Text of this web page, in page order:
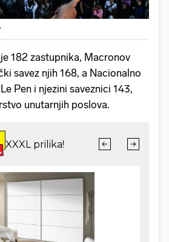
182 zastupnika, Macronov
savez njih 168, a Nacionalno
Pen i njezini saveznici 143,
unutarnjih poslova.